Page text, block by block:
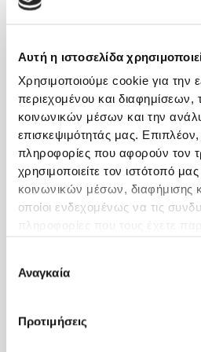
Αυτή η ιστοσελίδα
Χρησιμοποιούμε cookie για την
περιεχομένου και διαφημίσεων,
κοινωνικών μέσων και την
επισκεψιμότητάς μας.
πληροφορίες που αφορούν τον
χρησιμοποιείτε τον ιστότοπό
κοινωνικών μέσων, διαφήμισης
οποίοι ενδεχομένως να τις
συγκατάθεσης
Αναγκαία
Προτιμήσεις
•Υπερ και υποκορτιζολαιμία
•Πολλαπλή ανεπάρκεια υπόφυσης
ενδοκρινικές διαταραχές
Φαρμακευτικά αίτια
•Αντικαταθλιπτικά (εκλεκτικοί